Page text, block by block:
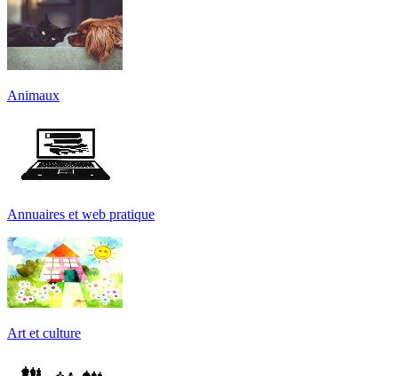
Animaux
Annuaires et web pratique
Art et culture